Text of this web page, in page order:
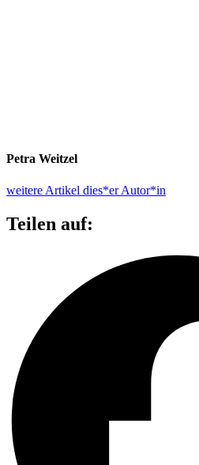
Petra Weitzel
weitere Artikel dies*er Autor*in
Teilen auf: